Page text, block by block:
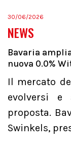
30/06/2026
NEWS
Bavaria
nuova 0.0%
Il mercato
evolversi
proposta.
Swinkels,